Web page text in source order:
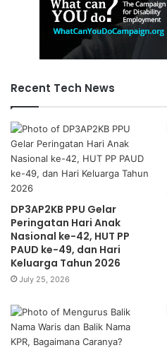
Recent Tech News
DP3AP2KB PPU Gelar
Peringatan Hari Anak
Nasional ke-42, HUT PP
PAUD ke-49, dan Hari
Keluarga Tahun 2026
July 25, 2026